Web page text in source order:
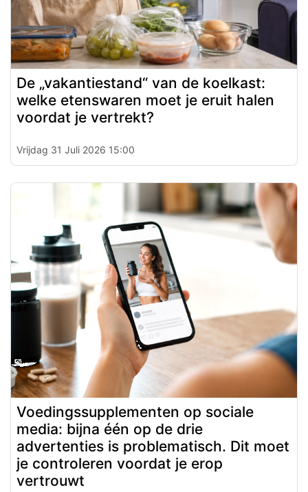
De „vakantiestand“ van de koelkast:
welke etenswaren moet je eruit halen
voordat je vertrekt?
Vrijdag 31 Juli 2026 15:00
Voedingssupplementen op sociale
media: bijna één op de drie
advertenties is problematisch. Dit moet
je controleren voordat je erop
vertrouwt